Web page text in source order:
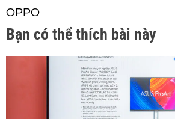
h
ư
OPPO
Bạn có thể thích bài này